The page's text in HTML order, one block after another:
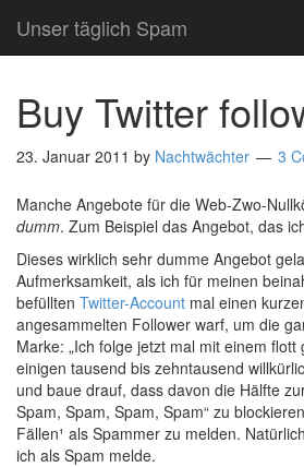
Unser täglich Spam
Buy Twitter
23. Januar 2011 by Nachtwächter 3
Manche Angebote für die Web-Zwo-
dumm. Zum Beispiel das Angebot, das
Dieses wirklich sehr dumme Angebot
Aufmerksamkeit, als ich für meinen
befüllten Twitter-Account mal einen
angesammelten Follower warf, um die
Marke: „Ich folge jetzt mal mit einem
einigen tausend bis zehntausend
und baue drauf, dass davon die Hälfte
Spam, Spam, Spam, Spam“ zu
Fällen¹ als Spammer zu melden.
ich als Spam melde.